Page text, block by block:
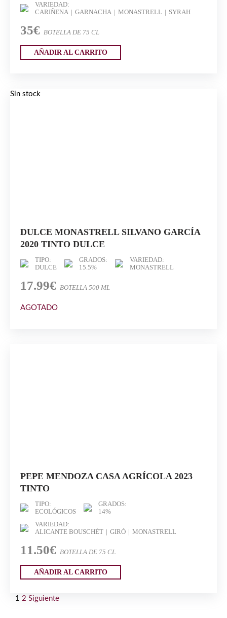
VARIEDAD:
CARIÑENA
GARNACHA MONASTRELL SYRAH
35€ BOTELLA DE 75 CL
AÑADIR AL CARRITO
Sin stock
DULCE MONASTRELL SILVANO GARCÍA
2020 TINTO DULCE
TIPO:
DULCE
GRADOS:
15.5%
VARIEDAD:
MONASTRELL
17.99€ BOTELLA 500 ML
AGOTADO
PEPE MENDOZA CASA AGRÍCOLA 2023
TINTO
TIPO:
ECOLÓGICOS
GRADOS:
14%
VARIEDAD:
ALICANTE BOUSCHÉT
GIRÓ MONASTRELL
11.50€ BOTELLA DE 75 CL
AÑADIR AL CARRITO
1 2 Siguiente